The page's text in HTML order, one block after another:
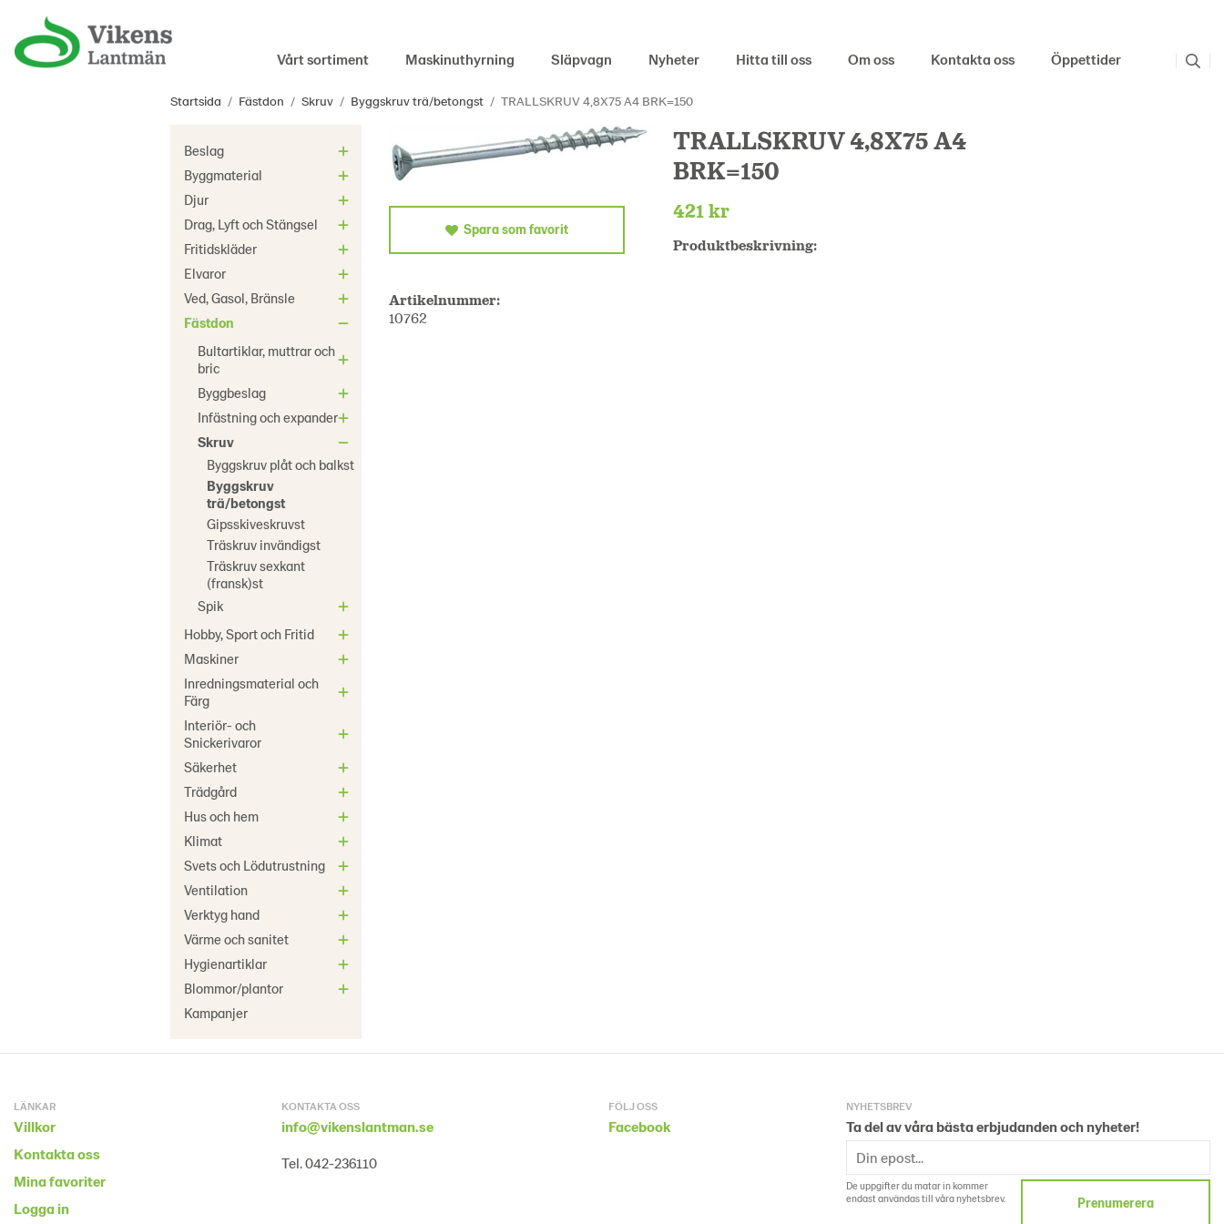
Vårt sortiment Maskinuthyrning Släpvagn Nyheter Hitta till oss Om oss Kontakta oss Öppettider
Startsida / Fästdon / Skruv / Byggskruv trä/betongst / TRALLSKRUV 4,8X75 A4 BRK=150
Beslag
Byggmaterial
Djur
Drag, Lyft och Stängsel
Fritidskläder
Elvaror
Ved, Gasol, Bränsle
Fästdon
Bultartiklar, muttrar och
bric
Byggbeslag
Infästning och expander
Skruv
Byggskruv plåt och balkst
Byggskruv
trä/betongst
Gipsskiveskruvst
Träskruv invändigst
Träskruv sexkant
(fransk)st
Spik
Hobby, Sport och Fritid
Maskiner
Inredningsmaterial och
Färg
Interiör- och
Snickerivaror
Säkerhet
Trädgård
Hus och hem
Klimat
Svets och Lödutrustning
Ventilation
Verktyg hand
Värme och sanitet
Hygienartiklar
Blommor/plantor
Kampanjer
TRALLSKRUV 4,8X75 A4
BRK=150
421 kr
Produktbeskrivning:
Spara som favorit
Artikelnummer:
10762
LÄNKAR
Villkor
Kontakta oss
Mina favoriter
Logga in
KONTAKTA OSS
info@vikenslantman.se
Tel. 042-236110
FÖLJ OSS
Facebook
NYHETSBREV
Ta del av våra bästa erbjudanden och nyheter!
De uppgifter du matar in kommer
endast användas till våra nyhetsbrev.
Prenumerera